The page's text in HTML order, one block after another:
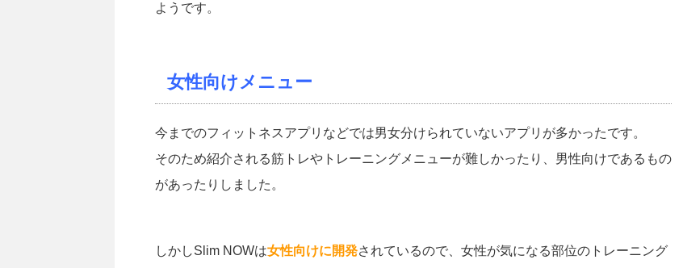
ようです。
女性向けメニュー
今までのフィットネスアプリなどでは男女分けられていないアプリが多かったです。
そのため紹介される筋トレやトレーニングメニューが難しかったり、男性向けであるもの
があったりしました。
しかしSlim NOWは女性向けに開発されているので、女性が気になる部位のトレーニング